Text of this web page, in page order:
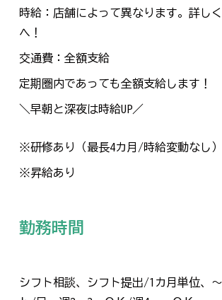
時給：店舗によって異なります。詳し
へ！
交通費：全額支給
定期圏内であっても全額支給します！
＼早朝と深夜は時給UP／
※研修あり（最長4カ月/時給変動なし）
※昇給あり
勤務時間
シフト相談、シフト提出/1カ月単位、